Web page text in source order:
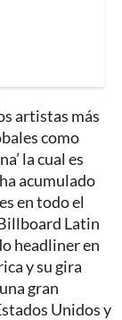
artistas más
como
la cual es
acumulado
en todo el
Latin
headliner en
y su gira
gran
Unidos y